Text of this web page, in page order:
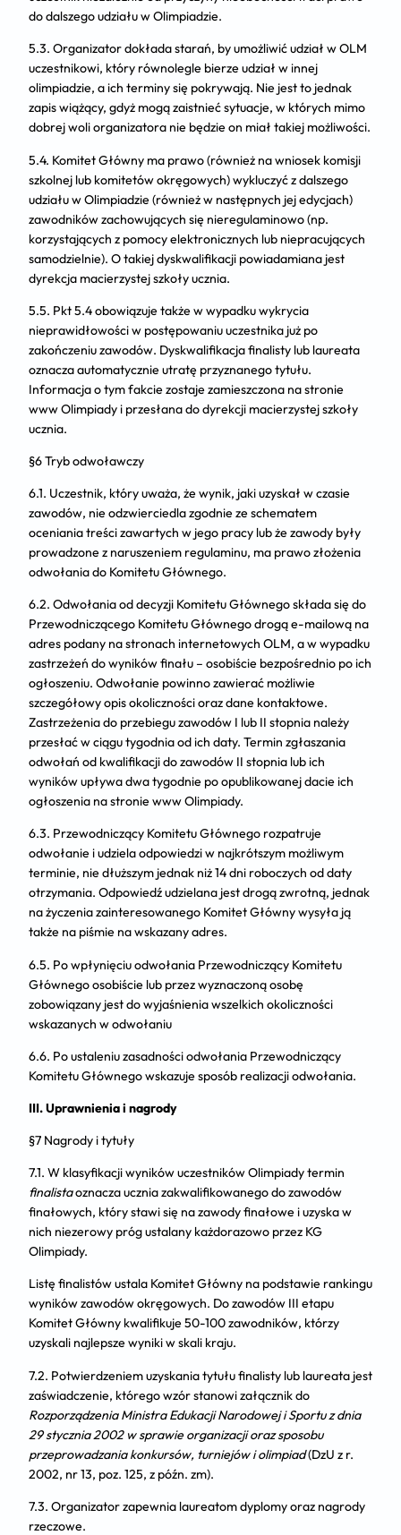
do dalszego udziału w Olimpiadzie.
5.3. Organizator dokłada starań, by umożliwić udział w OLM
uczestnikowi, który równolegle bierze udział w innej
olimpiadzie, a ich terminy się pokrywają. Nie jest to jednak
zapis wiążący, gdyż mogą zaistnieć sytuacje, w których mimo
dobrej woli organizatora nie będzie on miał takiej możliwości.
5.4. Komitet Główny ma prawo (również na wniosek komisji
szkolnej lub komitetów okręgowych) wykluczyć z dalszego
udziału w Olimpiadzie (również w następnych jej edycjach)
zawodników zachowujących się nieregulaminowo (np.
korzystających z pomocy elektronicznych lub niepracujących
samodzielnie). O takiej dyskwalifikacji powiadamiana jest
dyrekcja macierzystej szkoły ucznia.
5.5. Pkt 5.4 obowiązuje także w wypadku wykrycia
nieprawidłowości w postępowaniu uczestnika już po
zakończeniu zawodów. Dyskwalifikacja finalisty lub laureata
oznacza automatycznie utratę przyznanego tytułu.
Informacja o tym fakcie zostaje zamieszczona na stronie
www Olimpiady i przesłana do dyrekcji macierzystej szkoły
ucznia.
§6 Tryb odwoławczy
6.1. Uczestnik, który uważa, że wynik, jaki uzyskał w czasie
zawodów, nie odzwierciedla zgodnie ze schematem
oceniania treści zawartych w jego pracy lub że zawody były
prowadzone z naruszeniem regulaminu, ma prawo złożenia
odwołania do Komitetu Głównego.
6.2. Odwołania od decyzji Komitetu Głównego składa się do
Przewodniczącego Komitetu Głównego drogą e-mailową na
adres podany na stronach internetowych OLM, a w wypadku
zastrzeżeń do wyników finału – osobiście bezpośrednio po ich
ogłoszeniu. Odwołanie powinno zawierać możliwie
szczegółowy opis okoliczności oraz dane kontaktowe.
Zastrzeżenia do przebiegu zawodów I lub II stopnia należy
przesłać w ciągu tygodnia od ich daty. Termin zgłaszania
odwołań od kwalifikacji do zawodów II stopnia lub ich
wyników upływa dwa tygodnie po opublikowanej dacie ich
ogłoszenia na stronie www Olimpiady.
6.3. Przewodniczący Komitetu Głównego rozpatruje
odwołanie i udziela odpowiedzi w najkrótszym możliwym
terminie, nie dłuższym jednak niż 14 dni roboczych od daty
otrzymania. Odpowiedź udzielana jest drogą zwrotną, jednak
na życzenia zainteresowanego Komitet Główny wysyła ją
także na piśmie na wskazany adres.
6.5. Po wpłynięciu odwołania Przewodniczący Komitetu
Głównego osobiście lub przez wyznaczoną osobę
zobowiązany jest do wyjaśnienia wszelkich okoliczności
wskazanych w odwołaniu
6.6. Po ustaleniu zasadności odwołania Przewodniczący
Komitetu Głównego wskazuje sposób realizacji odwołania.
III. Uprawnienia i nagrody
§7 Nagrody i tytuły
7.1. W klasyfikacji wyników uczestników Olimpiady termin
finalistaoznacza ucznia zakwalifikowanego do zawodów
finałowych, który stawi się na zawody finałowe i uzyska w
nich niezerowy próg ustalany każdorazowo przez KG
Olimpiady.
Listę finalistów ustala Komitet Główny na podstawie rankingu
wyników zawodów okręgowych. Do zawodów III etapu
Komitet Główny kwalifikuje 50-100 zawodników, którzy
uzyskali najlepsze wyniki w skali kraju.
7.2. Potwierdzeniem uzyskania tytułu finalisty lub laureata jest
zaświadczenie, którego wzór stanowi załącznik do
Rozporządzenia Ministra Edukacji Narodowej i Sportu z dnia
29 stycznia 2002 w sprawie organizacji oraz sposobu
przeprowadzania konkursów, turniejów i olimpiad(DzU z r.
2002, nr 13, poz. 125, z późn. zm).
7.3. Organizator zapewnia laureatom dyplomy oraz nagrody
rzeczowe.